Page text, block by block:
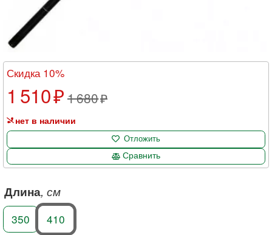
Длина, см
350 410
Скидка 10%
1 510 1 680
нет в наличии
Отложить
Сравнить